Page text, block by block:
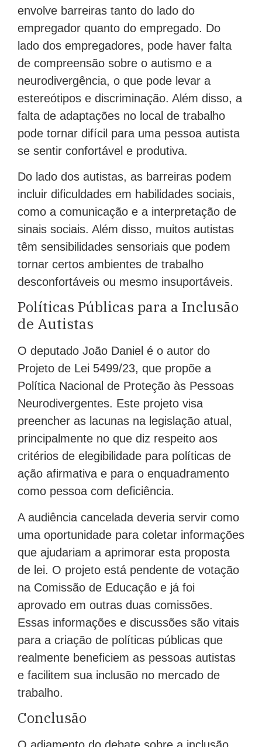
envolve barreiras tanto do lado do
empregador quanto do empregado. Do
lado dos empregadores, pode haver falta
de compreensão sobre o autismo e a
neurodivergência, o que pode levar a
estereótipos e discriminação. Além disso, a
falta de adaptações no local de trabalho
pode tornar difícil para uma pessoa autista
se sentir confortável e produtiva.
Do lado dos autistas, as barreiras podem
incluir dificuldades em habilidades sociais,
como a comunicação e a interpretação de
sinais sociais. Além disso, muitos autistas
têm sensibilidades sensoriais que podem
tornar certos ambientes de trabalho
desconfortáveis ou mesmo insuportáveis.
Políticas Públicas para a Inclusão
de Autistas
O deputado João Daniel é o autor do
Projeto de Lei 5499/23, que propõe a
Política Nacional de Proteção às Pessoas
Neurodivergentes. Este projeto visa
preencher as lacunas na legislação atual,
principalmente no que diz respeito aos
critérios de elegibilidade para políticas de
ação afirmativa e para o enquadramento
como pessoa com deficiência.
A audiência cancelada deveria servir como
uma oportunidade para coletar informações
que ajudariam a aprimorar esta proposta
de lei. O projeto está pendente de votação
na Comissão de Educação e já foi
aprovado em outras duas comissões.
Essas informações e discussões são vitais
para a criação de políticas públicas que
realmente beneficiem as pessoas autistas
e facilitem sua inclusão no mercado de
trabalho.
Conclusão